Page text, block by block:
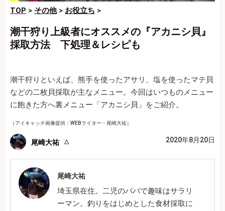
TOP > その他> お役立ち >
潮干狩り上級者にオススメの『アカニシ貝』
採取方法 下処理＆レシピも
潮干狩りといえば、熊手を使ったアサリ、塩を使ったマテ貝
などの二枚貝採取が主なメニュー。今回はいつものメニュー
に飽きた方へ裏メニュー「アカニシ貝」をご紹介。
（アイキャッチ画像提供：WEBライター・尾崎大祐）
尾崎大祐 2020年8月20日
尾崎大祐
埼玉県在住。二児のパパで趣味はサラリ
ーマン。釣りをはじめとした食材採取に